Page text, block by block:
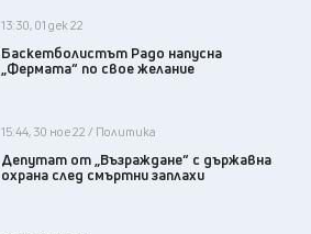
13:30, 01 дек 22
Баскетболистът Радо напусна
„Фермата“ по свое желание
15:44, 30 ное 22 / Политика
Депутат от „Възраждане“ с държавна
охрана след смъртни заплахи